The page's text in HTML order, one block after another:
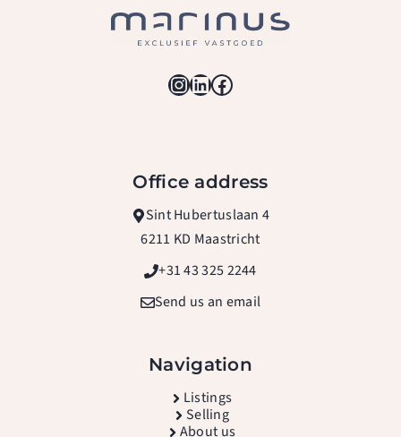
Instagram
LinkedIn
Facebook
Office address
Sint Hubertuslaan 4
6211 KD Maastricht
+31 43 325 2244
Send us an email
Navigation
Listings
Selling
About us